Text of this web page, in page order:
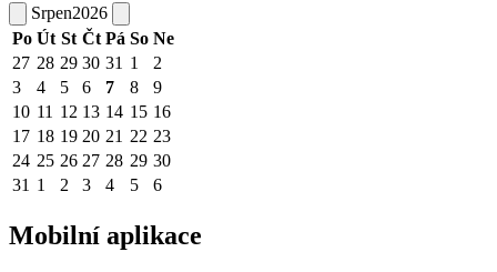
Srpen2026
Po Út St Čt Pá So Ne
27 28 29 30 31 1
2
3
4 5 6 7 8
9
10 11 12 13 14 15 16
17 18 19 20 21 22 23
24 25 26 27 28 29 30
31 1 2 3 4 5 6
Mobilní aplikace